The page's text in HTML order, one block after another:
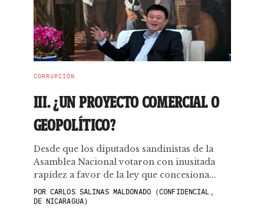
CORRUPCIÓN
III. ¿UN PROYECTO COMERCIAL O
GEOPOLÍTICO?
Desde que los diputados sandinistas de la
Asamblea Nacional votaron con inusitada
rapidez a favor de la ley que concesiona...
PORCARLOS SALINAS MALDONADO (CONFIDENCIAL,
DE NICARAGUA)